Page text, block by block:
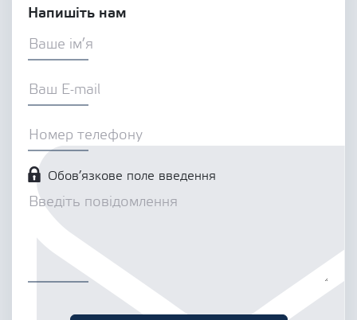
Напишіть нам
Обов’язкове поле введення